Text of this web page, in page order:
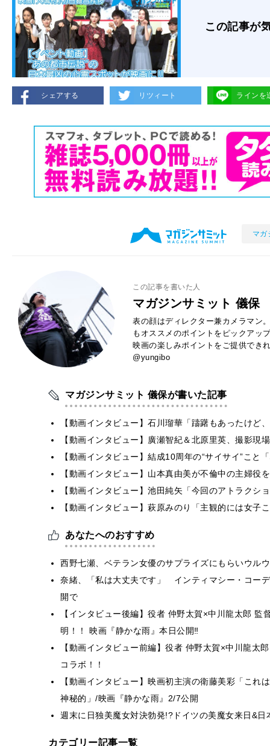
この記事が
シェアする リツィート ラインを
マガ
この記事を書いた人
マガジンサミット 儀保
表の顔はディレクター兼カメラマン
もオススメのポイントをピックアッ
映画の楽しみポイントをご提供でき
@yungibo
マガジンサミット 儀保が書いた記事
【動画インタビュー】石川瑠華「躊躇もあったけど
【動画インタビュー】廣瀬智紀＆北原里英、撮影現
【動画インタビュー】結成10周年の“サイサイ”こと
【動画インタビュー】山本真由美が不倫中の主婦
【動画インタビュー】池田純矢「今回のアトラク
【動画インタビュー】萩原みのり「主観的には女
あなたへのおすすめ
西野七瀬、ベテラン女優のサプライズにもらいウル
奈緒、「私は大丈夫です」 インティマシー・コー
開で
【インタビュー後編】役者 仲野太賀×中川龍太郎
明！！ 映画『静かな雨』本日公開‼
【動画インタビュー前編】役者 仲野太賀×中川龍太
コラボ！！
【動画インタビュー】映画初主演の衛藤美彩「これ
神秘的」/映画『静かな雨』2/7公開
週末に日独美魔女対決勃発!?ドイツの美魔女来日&日
カテゴリー記事一覧